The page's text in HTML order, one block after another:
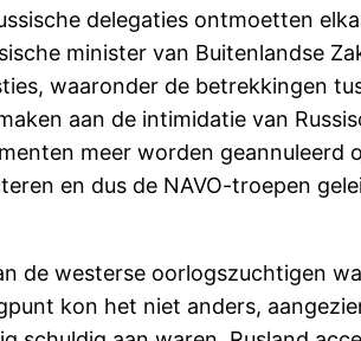
delegaties ontmoetten
minister van Buitenlandse
waaronder de betrekkingen
aan de intimidatie van
meer worden geannuleerd
en dus de NAVO-troepen
de westerse oorlogszuchtigen
kon het niet anders,